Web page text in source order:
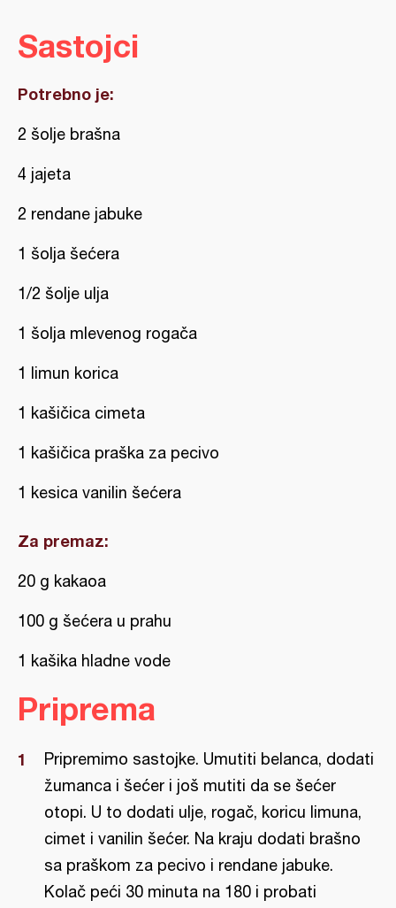
Sastojci
Potrebno je:
2 šolje brašna
4 jajeta
2 rendane jabuke
1 šolja šećera
1/2 šolje ulja
1 šolja mlevenog rogača
1 limun korica
1 kašičica cimeta
1 kašičica praška za pecivo
1 kesica vanilin šećera
Za premaz:
20 g kakaoa
100 g šećera u prahu
1 kašika hladne vode
Priprema
Pripremimo sastojke. Umutiti belanca, dodati
žumanca i šećer i još mutiti da se šećer
otopi. U to dodati ulje, rogač, koricu limuna,
cimet i vanilin šećer. Na kraju dodati brašno
sa praškom za pecivo i rendane jabuke.
Kolač peći 30 minuta na 180 i probati